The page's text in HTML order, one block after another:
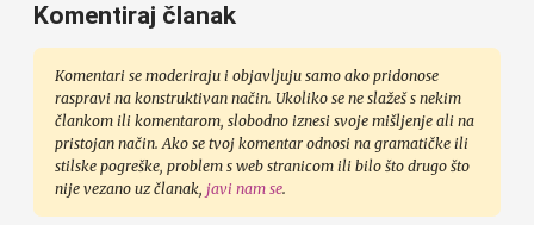
Komentiraj članak
Komentari se moderiraju i objavljuju samo ako pridonose
raspravi na konstruktivan način. Ukoliko se ne slažeš s nekim
člankom ili komentarom, slobodno iznesi svoje mišljenje ali na
pristojan način. Ako se tvoj komentar odnosi na gramatičke ili
stilske pogreške, problem s web stranicom ili bilo što drugo što
nije vezano uz članak, javi nam se.